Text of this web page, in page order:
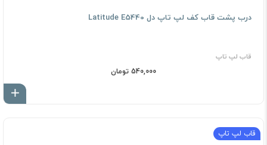
درب پشت قاب کف لپ تاپ دل Latitude E5440
قاب لپ تاپ
540,000 تومان
قاب لپ تاپ